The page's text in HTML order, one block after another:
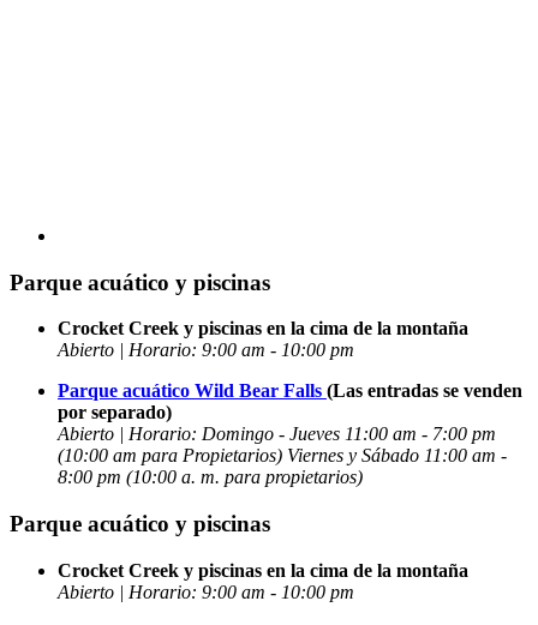
Parque acuático y piscinas
Crocket Creek y piscinas en la cima de la montaña
Abierto | Horario: 9:00 am - 10:00 pm
Parque acuático Wild Bear Falls (Las entradas se venden
por separado)
Abierto | Horario: Domingo - Jueves 11:00 am - 7:00 pm
(10:00 am para Propietarios) Viernes y Sábado 11:00 am -
8:00 pm (10:00 a. m. para propietarios)
Parque acuático y piscinas
Crocket Creek y piscinas en la cima de la montaña
Abierto | Horario: 9:00 am - 10:00 pm